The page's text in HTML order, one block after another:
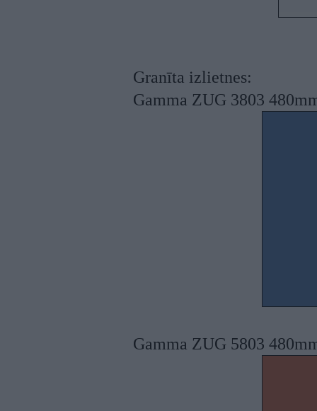
Granīta izlietnes:
Gamma ZUG 3803
Gamma ZUG 5803